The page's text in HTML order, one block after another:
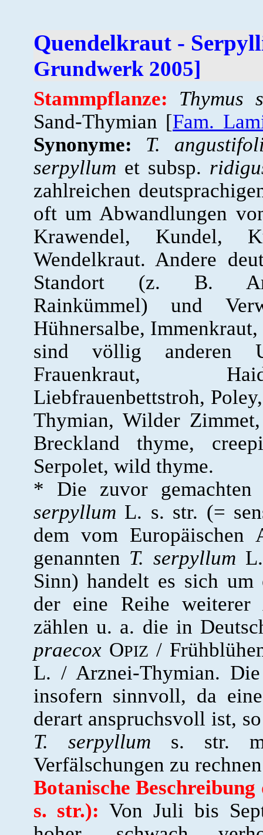
Quendelkraut -
Grundwerk 2005]
Stammpflanze:
Thymus
Sand-Thymian [Fam.
Synonyme:
T.
serpyllum et subsp.
zahlreichen
oft um Abwandlungen
Krawendel, Kundel,
Wendelkraut. Andere
Standort (z. B.
Rainkümmel) und
Hühnersalbe,
sind völlig anderen
Frauenkraut,
Liebfrauenbettstroh,
Thymian, Wilder
Breckland thyme,
Serpolet, wild thyme.
* Die zuvor
serpyllum L. s. str. (=
dem vom Europäischen
genannten T. serpyllum
Sinn) handelt es sich um
der eine Reihe
zählen u. a. die in
praecoxOPIZ /
L. / Arznei-Thymian.
insofern sinnvoll, da
derart anspruchsvoll ist,
T. serpyllum s. str.
Verfälschungen zu
Botanische
s. str.): Von Juli bis